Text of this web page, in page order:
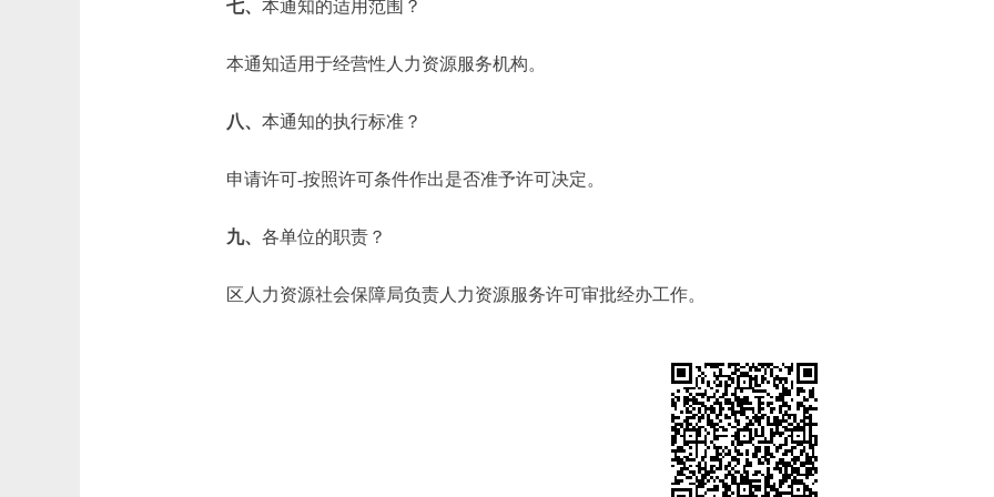
七、 本通知的适用范围？
本通知适用于经营性人力资源服务机构。
八、 本通知的执行标准？
申请许可-按照许可条件作出是否准予许可决定。
九、 各单位的职责？
区人力资源社会保障局负责人力资源服务许可审批经办工作。